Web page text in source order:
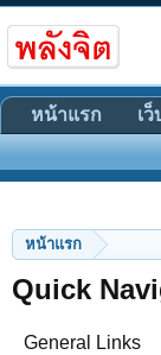
หน้าแรก
Quick
General Links
หน้าแรก เ